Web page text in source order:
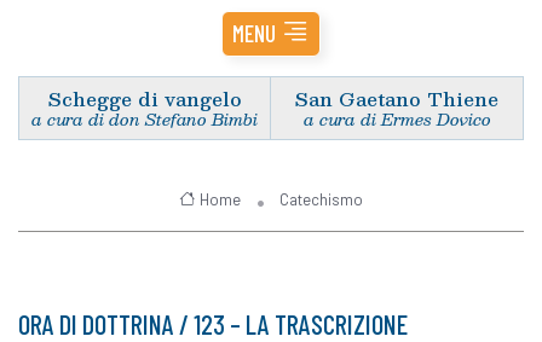
MENU
Schegge di vangelo
a cura di don Stefano Bimbi
San Gaetano Thiene
a cura di Ermes Dovico
Home Catechismo
ORA DI DOTTRINA / 123 – LA TRASCRIZIONE